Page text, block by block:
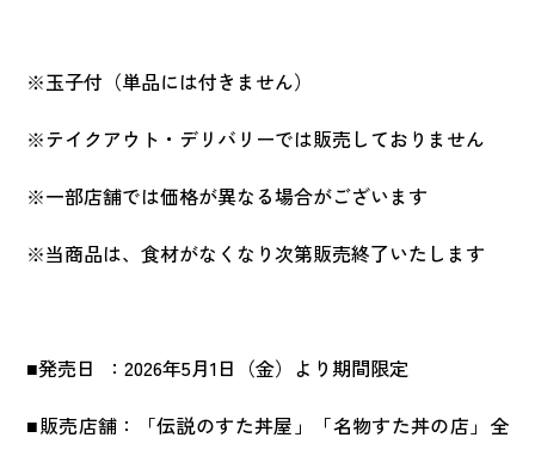
※玉子付（単品には付きません）
※テイクアウト・デリバリーでは販売しておりません
※一部店舗では価格が異なる場合がございます
※当商品は、食材がなくなり次第販売終了いたします
■発売日 ：2026年5月1日（金）より期間限定
■販売店舗：「伝説のすた丼屋」「名物すた丼の店」全